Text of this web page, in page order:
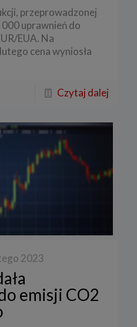
przeprowadzonej
000 uprawnień do
EUA. Na
cena wyniosła
Czytaj dalej
2023
emisji CO2